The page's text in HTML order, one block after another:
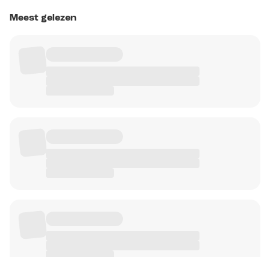
Meest gelezen